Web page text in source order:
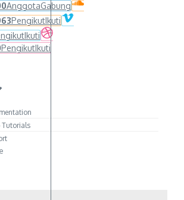
AnggotaGabung
PengikutIkuti
Ikuti
PengikutIkuti
Tutorials